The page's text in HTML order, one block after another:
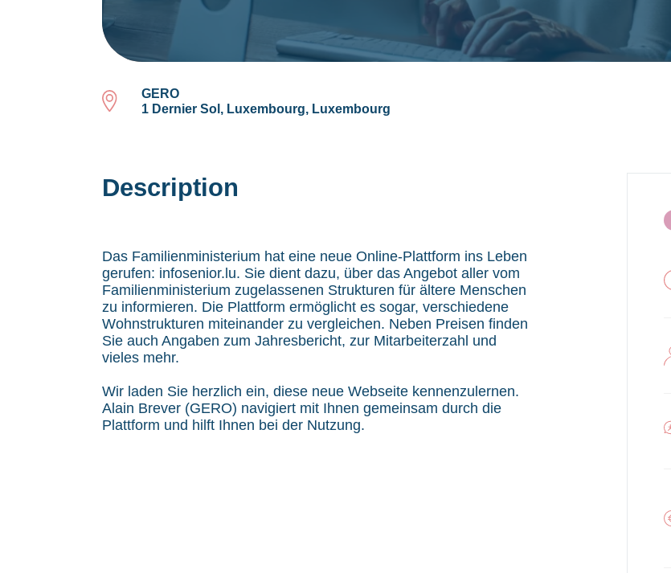
GERO
1 Dernier Sol, Luxembourg, Luxembourg
Description
Das Familienministerium hat eine neue Online-Plattform ins Leben
gerufen: infosenior.lu. Sie dient dazu, über das Angebot aller vom
Familienministerium zugelassenen Strukturen für ältere Menschen
zu informieren. Die Plattform ermöglicht es sogar, verschiedene
Wohnstrukturen miteinander zu vergleichen. Neben Preisen finden
Sie auch Angaben zum Jahresbericht, zur Mitarbeiterzahl und
vieles mehr.
Wir laden Sie herzlich ein, diese neue Webseite kennenzulernen.
Alain Brever (GERO) navigiert mit Ihnen gemeinsam durch die
Plattform und hilft Ihnen bei der Nutzung.